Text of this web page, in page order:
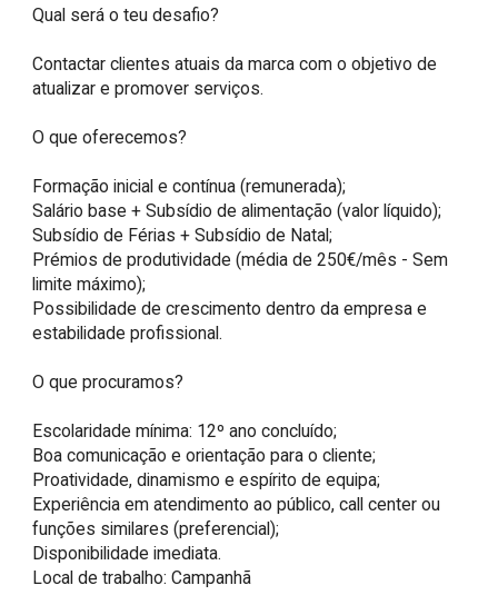
Qual será o teu desafio?
Contactar clientes atuais da marca com o objetivo de
atualizar e promover serviços.
O que oferecemos?
Formação inicial e contínua (remunerada);
Salário base + Subsídio de alimentação (valor líquido);
Subsídio de Férias + Subsídio de Natal;
Prémios de produtividade (média de 250€/mês - Sem
limite máximo);
Possibilidade de crescimento dentro da empresa e
estabilidade profissional.
O que procuramos?
Escolaridade mínima: 12º ano concluído;
Boa comunicação e orientação para o cliente;
Proatividade, dinamismo e espírito de equipa;
Experiência em atendimento ao público, call center ou
funções similares (preferencial);
Disponibilidade imediata.
Local de trabalho: Campanhã